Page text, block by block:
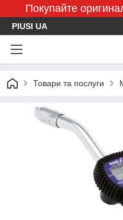
Покупайте
PIUSI UA
Товари та послуги